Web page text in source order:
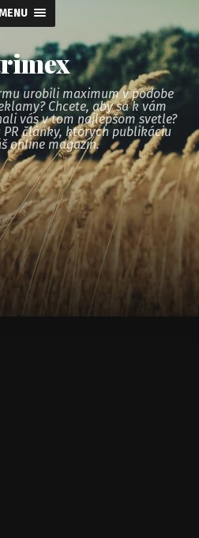
urobili maximum v podobe
Chcete, aby sa k vám
vás v tom najlepšom svetle?
články, ktorých publikáciu
online magazín.